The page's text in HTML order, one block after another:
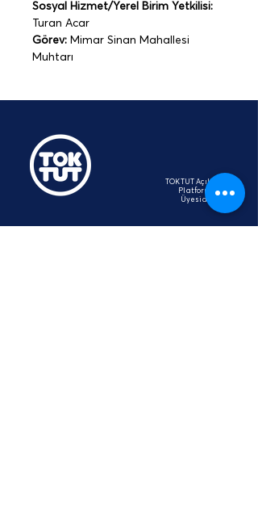
Sosyal Hizmet/Yerel Birim Yetkilisi:
Turan Acar
Görev: Mimar Sinan Mahallesi
Muhtarı
TOKTUT Açık Açık
Platformu
Üyesidir